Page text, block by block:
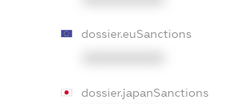
dossier.euSanctions
dossier.japanSanctions